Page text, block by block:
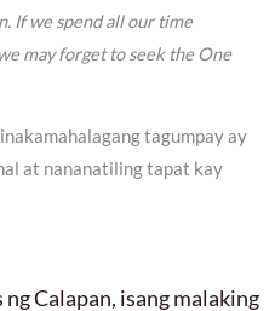
If we spend all our time
may forget to seek the One
tagumpay ay
at nananatiling tapat kay
Calapan, isang malaking